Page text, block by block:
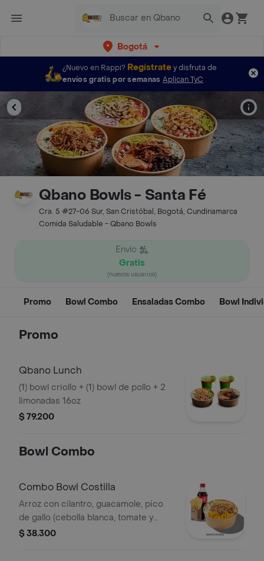
Bogotá
¿Nuevo en Rappi? Regístratey disfruta de
envíos gratis por semanas Aplican TyC
Qbano Bowls - Santa Fé
Cra. 5 #27-06 Sur, San Cristóbal, Bogotá, Cundinamarca
Comida Saludable - Qbano Bowls
Envío
Gratis
(nuevos usuarios)
Promo Bowl Combo Ensaladas Combo Bowl
Promo
Qbano Lunch
(1) bowl criollo + (1) bowl de pollo + 2
limonadas 16oz
$ 79.200
Bowl Combo
Combo Bowl Costilla
Arroz con cilantro, guacamole, pico
de gallo (cebolla blanca, tomate y
cilantro), piña calada asada y costilla
$ 38.300